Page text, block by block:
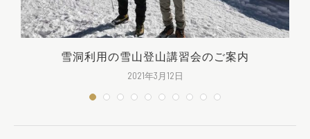
雪洞利用の雪山登山講習会のご案内
2021年3月12日